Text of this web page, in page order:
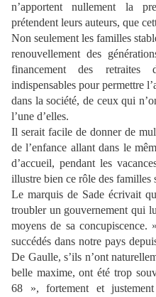
n’apportent nullement la
prétendent leurs auteurs, que
Non seulement les familles
renouvellement des
financement des
indispensables pour permettre
dans la société, de ceux qui
l’une d’elles.
Il serait facile de donner de
de l’enfance allant dans le
d’accueil, pendant les
illustre bien ce rôle des familles
Le marquis de Sade écrivait
troubler un gouvernement qui
moyens de sa concupiscence.
succédés dans notre pays
De Gaulle, s’ils n’ont
belle maxime, ont été trop
68 », fortement et